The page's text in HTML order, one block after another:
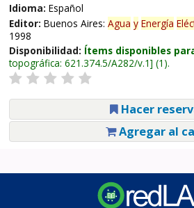
Idioma: Español
Editor: Buenos Aires: Agua y Energía
1998
Disponibilidad: Ítems disponibles
topográfica: 621.374.5/A282/v.1 (1).
Hacer
Agregar al